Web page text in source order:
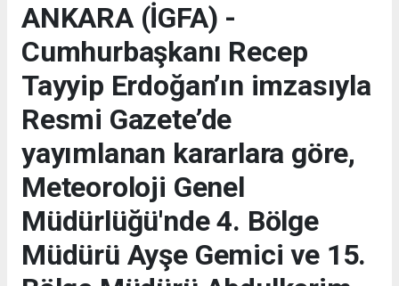
ANKARA (İGFA) -
Cumhurbaşkanı Recep
Tayyip Erdoğan’ın imzasıyla
Resmi Gazete’de
yayımlanan kararlara göre,
Meteoroloji Genel
Müdürlüğü'nde 4. Bölge
Müdürü Ayşe Gemici ve 15.